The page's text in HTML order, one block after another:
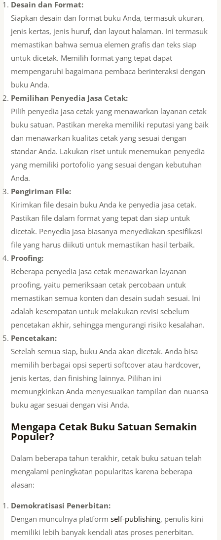
Desain dan Format:
Siapkan desain dan format buku Anda, termasuk ukuran,
jenis kertas, jenis huruf, dan layout halaman. Ini termasuk
memastikan bahwa semua elemen grafis dan teks siap
untuk dicetak. Memilih format yang tepat dapat
mempengaruhi bagaimana pembaca berinteraksi dengan
buku Anda.
Pemilihan Penyedia Jasa Cetak:
Pilih penyedia jasa cetak yang menawarkan layanan cetak
buku satuan. Pastikan mereka memiliki reputasi yang baik
dan menawarkan kualitas cetak yang sesuai dengan
standar Anda. Lakukan riset untuk menemukan penyedia
yang memiliki portofolio yang sesuai dengan kebutuhan
Anda.
Pengiriman File:
Kirimkan file desain buku Anda ke penyedia jasa cetak.
Pastikan file dalam format yang tepat dan siap untuk
dicetak. Penyedia jasa biasanya menyediakan spesifikasi
file yang harus diikuti untuk memastikan hasil terbaik.
Proofing:
Beberapa penyedia jasa cetak menawarkan layanan
proofing, yaitu pemeriksaan cetak percobaan untuk
memastikan semua konten dan desain sudah sesuai. Ini
adalah kesempatan untuk melakukan revisi sebelum
pencetakan akhir, sehingga mengurangi risiko kesalahan.
Pencetakan:
Setelah semua siap, buku Anda akan dicetak. Anda bisa
memilih berbagai opsi seperti softcover atau hardcover,
jenis kertas, dan finishing lainnya. Pilihan ini
memungkinkan Anda menyesuaikan tampilan dan nuansa
buku agar sesuai dengan visi Anda.
Mengapa Cetak Buku Satuan Semakin
Populer?
Dalam beberapa tahun terakhir, cetak buku satuan telah
mengalami peningkatan popularitas karena beberapa
alasan:
Demokratisasi Penerbitan:
Dengan munculnya platformself-publishing, penulis kini
memiliki lebih banyak kendali atas proses penerbitan.